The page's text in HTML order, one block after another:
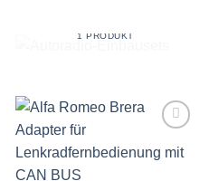
1 PRODUKT
Wunschliste